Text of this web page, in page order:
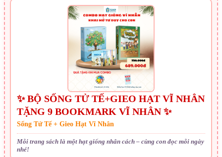
✨ BỘ SỐNG TỬ TẾ+GIEO HẠT VĨ NHÂN
TẶNG 9 BOOKMARK VĨ NHÂN ✨
Sống Tử Tế + Gieo Hạt Vĩ Nhân
Mỗi trang sách là một hạt giống nhân cách – cùng con đọc mỗi ngày
nhé!